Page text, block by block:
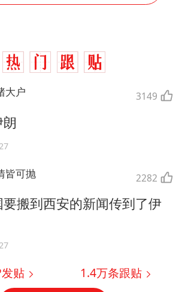
大户 3149
皆可抛 2282
搬到西安的新闻传到了伊
贴 1.4万条跟贴